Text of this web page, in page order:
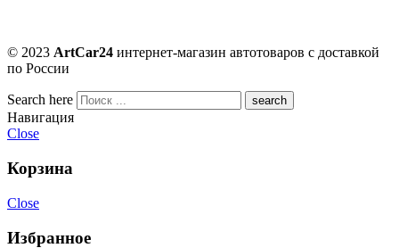
© 2023 ArtCar24 интернет-магазин автотоваров с доставкой
по России
Search here
Навигация
Close
Корзина
Close
Избранное